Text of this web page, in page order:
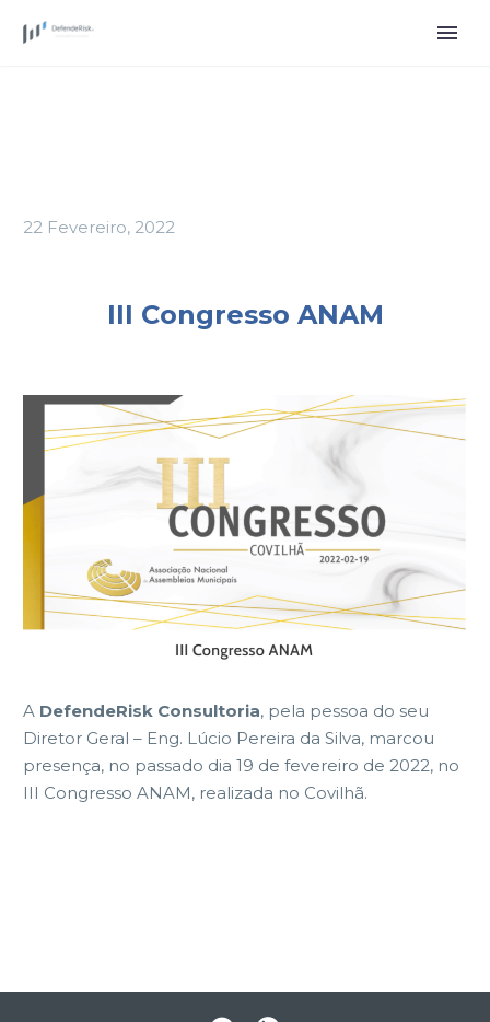
22 Fevereiro, 2022
III Congresso ANAM
A DefendeRisk Consultoria, pela pessoa do seu
Diretor Geral – Eng. Lúcio Pereira da Silva, marcou
presença, no passado dia 19 de fevereiro de 2022, no
III Congresso ANAM, realizada no Covilhã.